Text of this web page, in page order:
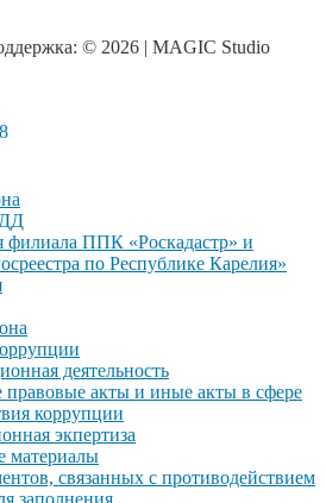
© 2026 | MAGIC Studio
ППК «Роскадастр» и
по Республике Карелия»
деятельность
акты и иные акты в сфере
коррупции
экпертиза
материалы
связанных с противодействием
заполнения